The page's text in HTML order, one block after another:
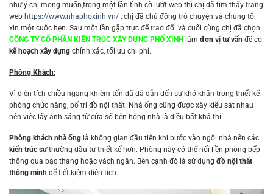
như ý chị mong muốn,trong một lần tình cờ lướt web thì chị đã tìm thấy trang
web https://www.nhaphoxinh.vn/ , chị đã chủ động trò chuyện và chúng tôi
xin một cuộc hẹn. Sau một lần gặp trực để trao đổi và cuối cùng chị đã chọn
CÔNG TY CỔ PHẦN KIẾN TRÚC XÂY DỰNG PHỐ XINH làm đơn vị tư vấn để có
kế hoạch xây dựng chính xác, tối ưu chi phí.
Phòng Khách:
Vì diện tích chiều ngang khiêm tốn đã đã dẫn đến sự khó khăn trong thiết kế
phòng chức năng, bố trí đồ nội thất. Nhà ống cũng được xây kiểu sát nhau
nên việc lấy ánh sáng từ cửa sổ bên hông nhà là điều bất khả thi.
Phòng khách nhà ống là không gian đầu tiên khi bước vào ngôi nhà nên các
kiến trúc sưthường đầu tư thiết kế hơn. Phòng này có thể nối liền phòng bếp
thông qua bậc thang hoặc vách ngăn. Bên cạnh đó là sử dụng đồ nội thất
thông minh để tiết kiệm diện tích.